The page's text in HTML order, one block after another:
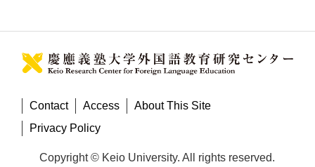
Contact Access
About This Site
Privacy Policy
Copyright © Keio University. All rights reserved.